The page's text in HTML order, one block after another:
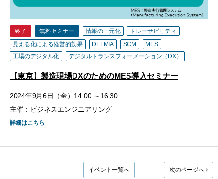
終了 無料セミナー 情報の一元化
トレーサビリティ
見える化による経営的効果
DELMIA SCM
MES
工場のデジタル化
デジタルトランスフォーメーション（DX）
【東京】製造現場DXのためのMES導入セミナー
2024年9月6日（金）14:00 ～16:30
主催：ビジネスエンジニアリング
詳細はこちら
イベント一覧へ 次のページへ